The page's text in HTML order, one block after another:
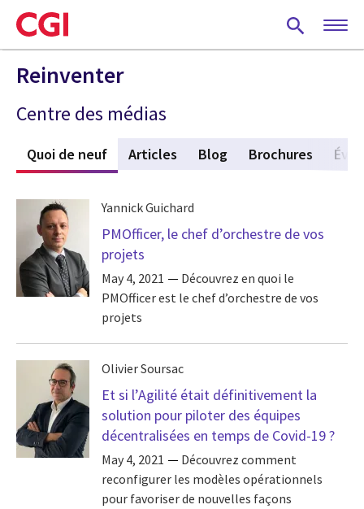
Skip
to
main
content
Reinventer
Centre des médias
Quoi de neuf (active tab)
Articles Blog Brochures
Yannick Guichard
PMOfficer, le chef d’orchestre de vos
projets
May 4, 2021
Découvrez en quoi le
PMOfficer est le chef d’orchestre de vos
projets
Olivier Soursac
Et si l’Agilité était définitivement la
solution pour piloter des équipes
décentralisées en temps de Covid-19 ?
May 4, 2021
Découvrez comment
reconfigurer les modèles opérationnels
pour favoriser de nouvelles façons